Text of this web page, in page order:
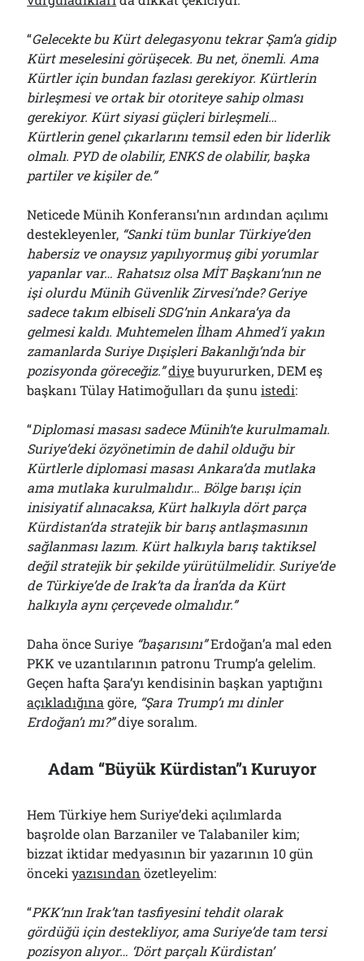
“Gelecekte bu Kürt delegasyonu tekrar Şam’a gidip
Kürt meselesini görüşecek. Bu net, önemli. Ama
Kürtler için bundan fazlası gerekiyor. Kürtlerin
birleşmesi ve ortak bir otoriteye sahip olması
gerekiyor. Kürt siyasi güçleri birleşmeli…
Kürtlerin genel çıkarlarını temsil eden bir liderlik
olmalı. PYD de olabilir, ENKS de olabilir, başka
partiler ve kişiler de.”
Neticede Münih Konferansı’nın ardından açılımı
destekleyenler, “Sanki tüm bunlar Türkiye’den
habersiz ve onaysız yapılıyormuş gibi yorumlar
yapanlar var… Rahatsız olsa MİT Başkanı’nın ne
işi olurdu Münih Güvenlik Zirvesi’nde? Geriye
sadece takım elbiseli SDG’nin Ankara’ya da
gelmesi kaldı. Muhtemelen İlham Ahmed’i yakın
zamanlarda Suriye Dışişleri Bakanlığı’nda bir
pozisyonda göreceğiz.”diyebuyururken, DEM eş
başkanı Tülay Hatimoğulları da şunuistedi:
“Diplomasi masası sadece Münih’te kurulmamalı.
Suriye’deki özyönetimin de dahil olduğu bir
Kürtlerle diplomasi masası Ankara’da mutlaka
ama mutlaka kurulmalıdır… Bölge barışı için
inisiyatif alınacaksa, Kürt halkıyla dört parça
Kürdistan’da stratejik bir barış antlaşmasının
sağlanması lazım. Kürt halkıyla barış taktiksel
değil stratejik bir şekilde yürütülmelidir. Suriye’de
de Türkiye’de de Irak’ta da İran’da da Kürt
halkıyla aynı çerçevede olmalıdır.”
Daha önce Suriye “başarısını”Erdoğan’a mal eden
PKK ve uzantılarının patronu Trump’a gelelim.
Geçen hafta Şara’yı kendisinin başkan yaptığını
açıkladığına göre, “Şara Trump’ı mı dinler
Erdoğan’ı mı?”diye soralım.
Adam “Büyük Kürdistan”ı Kuruyor
Hem Türkiye hem Suriye’deki açılımlarda
başrolde olan Barzaniler ve Talabaniler kim;
bizzat iktidar medyasının bir yazarının 10 gün
öncekiyazısından özetleyelim:
“PKK’nın Irak’tan tasfiyesini tehdit olarak
gördüğü için destekliyor, ama Suriye’de tam tersi
pozisyon alıyor… ‘Dört parçalı Kürdistan’